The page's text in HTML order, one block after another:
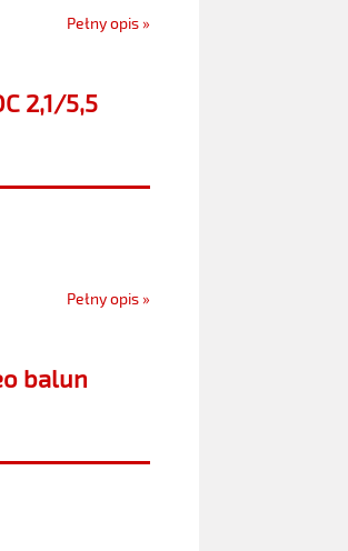
Pełny opis »
2,1/5,5
Pełny opis »
balun